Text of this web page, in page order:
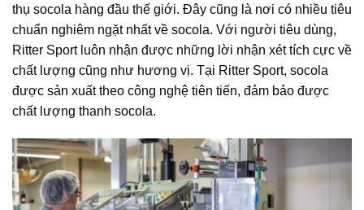
thụ socola hàng đầu thế giới. Đây cũng là nơi có nhiều tiêu
chuẩn nghiêm ngặt nhất về socola. Với người tiêu dùng,
Ritter Sport luôn nhận được những lời nhận xét tích cực về
chất lượng cũng như hương vị. Tại Ritter Sport, socola
được sản xuất theo công nghệ tiên tiến, đảm bảo được
chất lượng thanh socola.